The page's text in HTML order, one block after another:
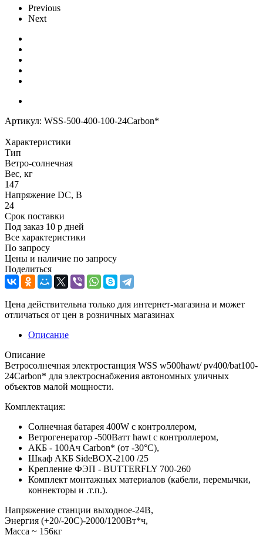
Previous
Next
Артикул: WSS-500-400-100-24Carbon*
Характеристики
Тип
Ветро-солнечная
Вес, кг
147
Напряжение DC, В
24
Срок поставки
Под заказ 10 р дней
Все характеристики
По запросу
Цены и наличие по запросу
Поделиться
Цена действительна только для интернет-магазина и может
отличаться от цен в розничных магазинах
Описание
Описание
Ветросолнечная электростанция WSS w500hawt/ pv400/bat100-
24Carbon* для электроснабжения автономных уличных
объектов малой мощности.
Комплектация:
Солнечная батарея 400W с контроллером,
Ветрогенератор -500Ватт hawt с контроллером,
АКБ - 100Ач Carbon* (от -30°С),
Шкаф АКБ SideBOX-2100 /25
Крепление ФЭП - BUTTERFLY 700-260
Комплект монтажных материалов (кабели, перемычки,
коннекторы и .т.п.).
Напряжение станции выходное-24В,
Энергия (+20/-20С)-2000/1200Вт*ч,
Масcа ~ 156кг